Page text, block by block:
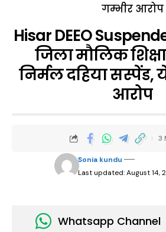
गम्भीर आरोप
Hisar DEEO
जिला मौलिक
निर्मल दहिया सस्पेंड,
आरोप
Last updated: August 14,
Sonia kundu
3
Whatsapp Channel